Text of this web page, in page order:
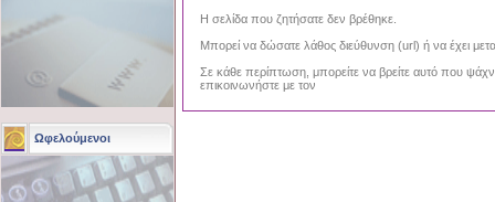
Ωφελούμενοι
Η σελίδα που ζητήσατε δεν βρέθηκε.
Μπορεί να δώσατε λάθος διεύθυνση (url) ή να έχει
Σε κάθε περίπτωση, μπορείτε να βρείτε αυτό που
επικοινωνήστε με τον